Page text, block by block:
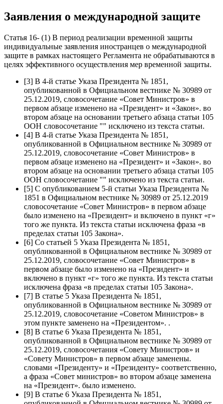
Заявления о международной защите
Статья 16- (1) В период реализации временной защиты
индивидуальные заявления иностранцев о международной
защите в рамках настоящего Регламента не обрабатываются в
целях эффективного осуществления мер временной защиты.
[3] В 4-й статье Указа Президента № 1851,
опубликованной в Официальном вестнике № 30989 от
25.12.2019, словосочетание «Совет Министров» в
первом абзаце изменено на «Президент» и «Закон». во
втором абзаце на основании третьего абзаца статьи 105
ООН словосочетание "" исключено из текста статьи.
[4] В 4-й статье Указа Президента № 1851,
опубликованной в Официальном вестнике № 30989 от
25.12.2019, словосочетание «Совет Министров» в
первом абзаце изменено на «Президент» и «Закон». во
втором абзаце на основании третьего абзаца статьи 105
ООН словосочетание "" исключено из текста статьи.
[5] С опубликованием 5-й статьи Указа Президента №
1851 в Официальном вестнике № 30989 от 25.12.2019
словосочетание «Совет Министров» в первом абзаце
было изменено на «Президент» и включено в пункт «г»
того же пункта. Из текста статьи исключена фраза «в
пределах статьи 105 Закона».
[6] Со статьей 5 Указа Президента № 1851,
опубликованной в Официальном вестнике № 30989 от
25.12.2019, словосочетание «Совет Министров» в
первом абзаце было изменено на «Президент» и
включено в пункт «г» того же пункта. Из текста статьи
исключена фраза «в пределах статьи 105 Закона».
[7] В статье 5 Указа Президента № 1851,
опубликованной в Официальном вестнике № 30989 от
25.12.2019, словосочетание «Советом Министров» в
этом пункте заменено на «Президентом». .
[8] В статье 6 Указа Президента № 1851,
опубликованной в Официальном вестнике № 30989 от
25.12.2019, словосочетания «Совету Министров» и
«Совету Министров» в первом абзаце заменены.
словами «Президенту» и «Президенту» соответственно,
а фраза «Совет министров» во втором абзаце заменена
на «Президент». было изменено.
[9] В статье 6 Указа Президента № 1851,